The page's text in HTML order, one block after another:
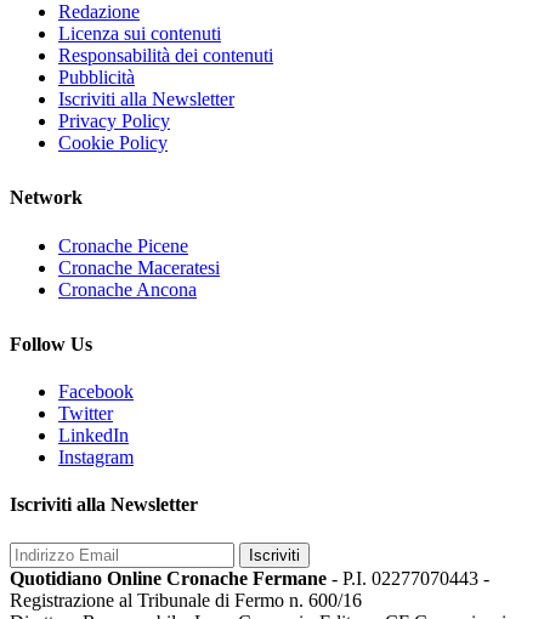
Redazione
Licenza sui contenuti
Responsabilità dei contenuti
Pubblicità
Iscriviti alla Newsletter
Privacy Policy
Cookie Policy
Network
Cronache Picene
Cronache Maceratesi
Cronache Ancona
Follow Us
Facebook
Twitter
LinkedIn
Instagram
Iscriviti alla Newsletter
Iscriviti
Quotidiano Online Cronache Fermane - P.I. 02277070443 -
Registrazione al Tribunale di Fermo n. 600/16